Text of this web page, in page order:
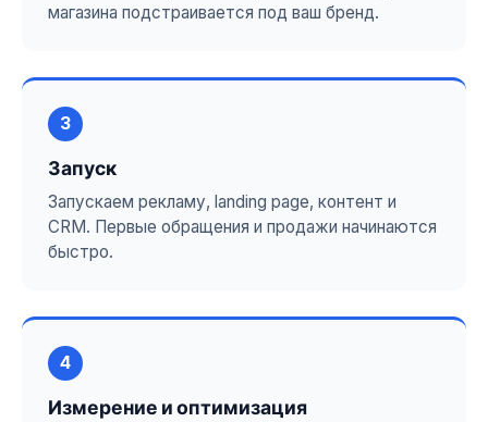
магазина подстраивается под ваш бренд.
3
Запуск
Запускаем рекламу, landing page, контент и
CRM. Первые обращения и продажи начинаются
быстро.
4
Измерение и оптимизация